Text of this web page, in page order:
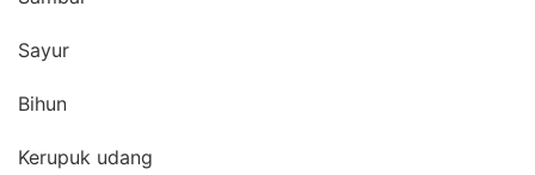
Sayur
Bihun
Kerupuk udang